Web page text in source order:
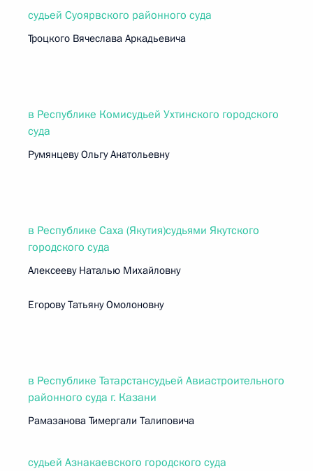
судьей Суоярвского районного суда
Троцкого Вячеслава Аркадьевича
в Республике Комисудьей Ухтинского городского
суда
Румянцеву Ольгу Анатольевну
в Республике Саха (Якутия)судьями Якутского
городского суда
Алексееву Наталью Михайловну
Егорову Татьяну Омолоновну
в Республике Татарстансудьей Авиастроительного
районного суда г. Казани
Рамазанова Тимергали Талиповича
судьей Азнакаевского городского суда